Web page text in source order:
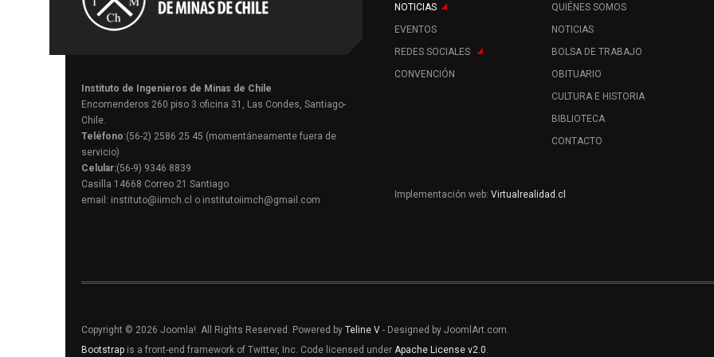
Instituto de Ingenieros de Minas de Chile
Encomenderos 260 piso 3 oficina 31, Las Condes, Santiago-
Chile.
Teléfono:(56-2) 2586 25 45 (momentáneamente fuera de
servicio)
Celular:(56-9) 9346 8839
Casilla 14668 Correo 21 Santiago
email: instituto@iimch.cl o institutoiimch@gmail.com
NOTICIAS
EVENTOS
REDES SOCIALES
CONVENCIÓN
QUIÉNES SOMOS
NOTICIAS
BOLSA DE TRABAJO
OBITUARIO
CULTURA E HISTORIA
BIBLIOTECA
CONTACTO
Implementación web:Virtualrealidad.cl
Copyright © 2026 Joomla!. All Rights Reserved. Powered by Teline V - Designed by JoomlArt.com.
Bootstrap is a front-end framework of Twitter, Inc. Code licensed under Apache License v2.0.